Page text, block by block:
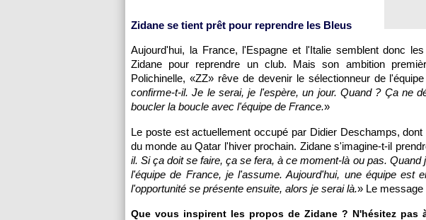
Zidane se tient prêt pour reprendre les Bleus
Aujourd'hui, la France, l'Espagne et l'Italie semblent donc
Zidane pour reprendre un club. Mais son ambition
Polichinelle, «ZZ» rêve de devenir le sélectionneur de
confirme-t-il. Je le serai, je l'espère, un jour. Quand ? Ça ne
boucler la boucle avec l'équipe de France.»
Le poste est actuellement occupé par Didier Deschamps,
du monde au Qatar l'hiver prochain. Zidane s'imagine-t-il
il. Si ça doit se faire, ça se fera, à ce moment-là ou pas. Quand
l'équipe de France, je l'assume. Aujourd'hui, une équipe est
l'opportunité se présente ensuite, alors je serai là.» Le message
Que vous inspirent les propos de Zidane ? N'hésitez pas